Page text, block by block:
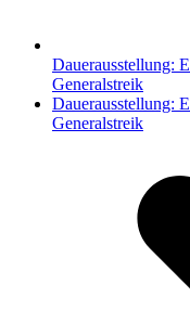
Dauerausstellung:
Generalstreik
Nächster
Beitrag:
Dauerausstellung:
Generalstreik